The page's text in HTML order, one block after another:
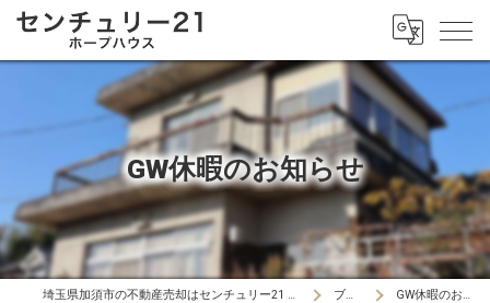
GW休暇のお知らせ
埼玉県加須市の不動産売却はセンチュリー21 ホープハウス ブログ GW休暇のお知らせ